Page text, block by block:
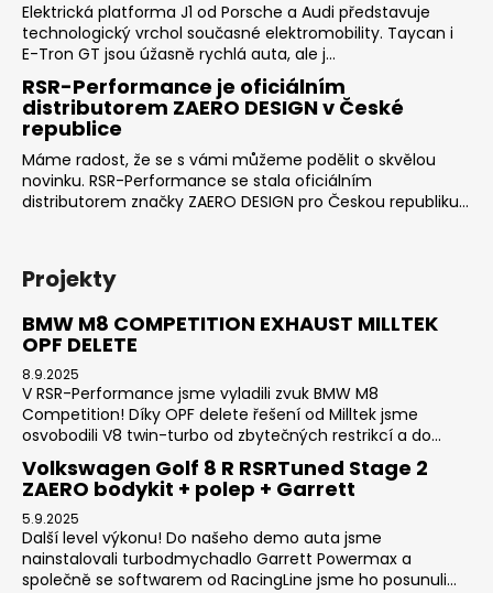
Elektrická platforma J1 od Porsche a Audi představuje
technologický vrchol současné elektromobility. Taycan i
E-Tron GT jsou úžasně rychlá auta, ale j...
RSR-Performance je oficiálním
distributorem ZAERO DESIGN v České
republice
Máme radost, že se s vámi můžeme podělit o skvělou
novinku. RSR-Performance se stala oficiálním
distributorem značky ZAERO DESIGN pro Českou republiku...
Projekty
BMW M8 COMPETITION EXHAUST MILLTEK
OPF DELETE
8.9.2025
V RSR-Performance jsme vyladili zvuk BMW M8
Competition! Díky OPF delete řešení od Milltek jsme
osvobodili V8 twin-turbo od zbytečných restrikcí a do...
Volkswagen Golf 8 R RSRTuned Stage 2
ZAERO bodykit + polep + Garrett
5.9.2025
Další level výkonu! Do našeho demo auta jsme
nainstalovali turbodmychadlo Garrett Powermax a
společně se softwarem od RacingLine jsme ho posunuli...